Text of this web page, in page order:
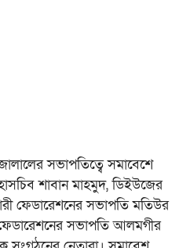
সভাপতিত্বে সমাবেশে
শাবান মাহমুদ, ডিইউজের
ফেডারেশনের সভাপতি মতিউর
সভাপতি আলমগীর